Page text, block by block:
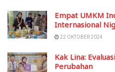
Empat UMKM
Internasional
22 OKTOBER 2024
Kak Lina:
Perubahan